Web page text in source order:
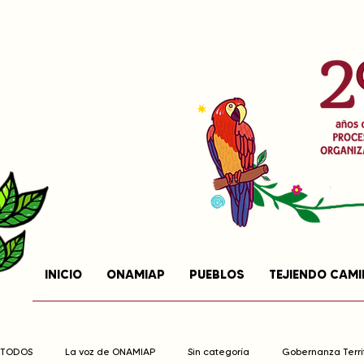
INICIO ONAMIAP PUEBLOS TEJIENDO
TODOS La voz de ONAMIAP Sin categoría Gobernanza